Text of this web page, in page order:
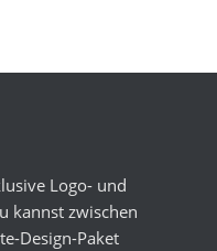
Logo- und
kannst zwischen
Design-Paket